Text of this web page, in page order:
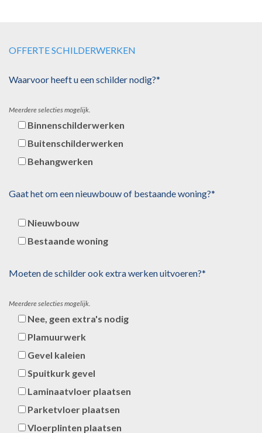
OFFERTE SCHILDERWERKEN
Waarvoor heeft u een schilder nodig?*
Meerdere selecties mogelijk.
Binnenschilderwerken
Buitenschilderwerken
Behangwerken
Gaat het om een nieuwbouw of bestaande woning?*
Nieuwbouw
Bestaande woning
Moeten de schilder ook extra werken uitvoeren?*
Meerdere selecties mogelijk.
Nee, geen extra's nodig
Plamuurwerk
Gevel kaleien
Spuitkurk gevel
Laminaatvloer plaatsen
Parketvloer plaatsen
Vloerplinten plaatsen